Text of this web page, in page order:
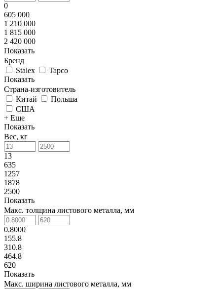
0
605 000
1 210 000
1 815 000
2 420 000
Показать
Бренд
Stalex
Tapco
Показать
Страна-изготовитель
Китай
Польша
США
+ Еще
Показать
Вес, кг
13
635
1257
1878
2500
Показать
Макс. толщина листового металла, мм
0.8000
155.8
310.8
464.8
620
Показать
Макс. ширина листового металла, мм